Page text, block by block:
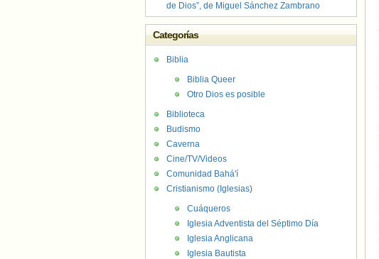
de Dios”, de Miguel Sánchez Zambrano
Categorías
Biblia
Biblia Queer
Otro Dios es posible
Biblioteca
Budismo
Caverna
Cine/TV/Videos
Comunidad Bahá'í
Cristianismo (Iglesias)
Cuáqueros
Iglesia Adventista del Séptimo Día
Iglesia Anglicana
Iglesia Bautista